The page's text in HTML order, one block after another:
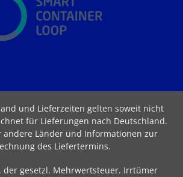
und Lieferzeiten gelten soweit nicht
für Lieferungen nach Deutschland.
andere Länder und Informationen zur
des Liefertermins.
der gesetzl. Mehrwertsteuer. Irrtümer